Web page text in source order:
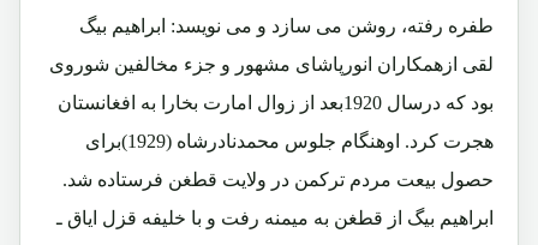
طفره رفته، روشن می سازد و می نویسد: ابراهیم بیگ
لقی ازهمکاران انورپاشای مشهور و جزء مخالفین شوروی
بود که درسال 1920بعد از زوال امارت بخارا به افغانستان
هجرت کرد. اوهنگام جلوس محمدنادرشاه (1929)برای
حصول بیعت مردم ترکمن در ولایت قطغن فرستاده شد.
ابراهیم بیگ از قطغن به میمنه رفت و با خلیفه قزل ایاق ـ